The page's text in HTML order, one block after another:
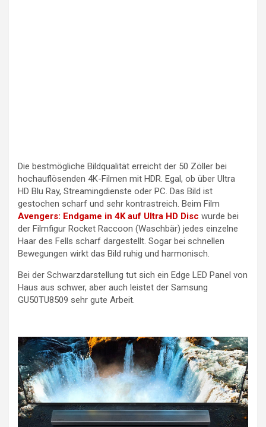
Die bestmögliche Bildqualität erreicht der 50 Zöller bei
hochauflösenden 4K-Filmen mit HDR. Egal, ob über Ultra
HD Blu Ray, Streamingdienste oder PC. Das Bild ist
gestochen scharf und sehr kontrastreich. Beim Film
Avengers: Endgame in 4K auf Ultra HD Disc wurde bei
der Filmfigur Rocket Raccoon (Waschbär) jedes einzelne
Haar des Fells scharf dargestellt. Sogar bei schnellen
Bewegungen wirkt das Bild ruhig und harmonisch.
Bei der Schwarzdarstellung tut sich ein Edge LED Panel von
Haus aus schwer, aber auch leistet der Samsung
GU50TU8509 sehr gute Arbeit.